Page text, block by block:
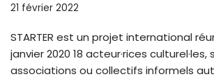
21 février 2022
STARTER est un projet international
janvier 2020 18 acteur·rices culturel·les,
associations ou collectifs informels